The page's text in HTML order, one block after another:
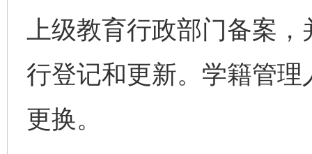
上级教育行政部门备案
行登记和更新。学籍管
更换。